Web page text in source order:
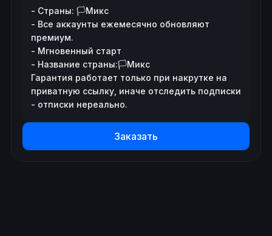
- Страны: 🏳️Микс
- Все аккаунты ежемесячно обновляют
премиум.
- Мгновенный старт
- Название страны:🏳️Микс
Гарантия работает только при накрутке на
приватную ссылку, иначе отследить подписки
- отписки нереально.
Заказать